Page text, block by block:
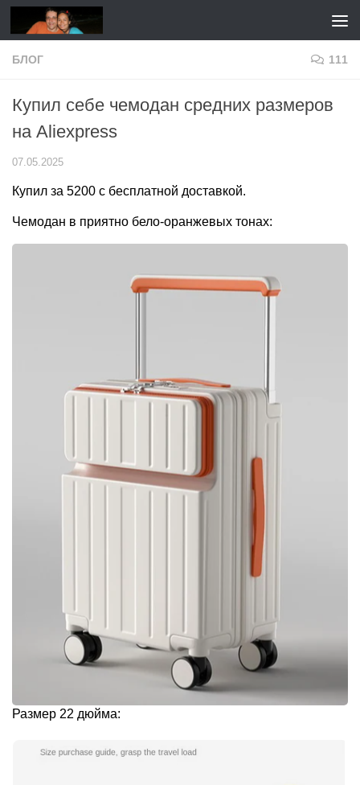
Перейти к содержимому
БЛОГ 111
Купил себе чемодан средних размеров
на Aliexpress
07.05.2025
Купил за 5200 с бесплатной доставкой.
Чемодан в приятно бело-оранжевых тонах:
Размер 22 дюйма: